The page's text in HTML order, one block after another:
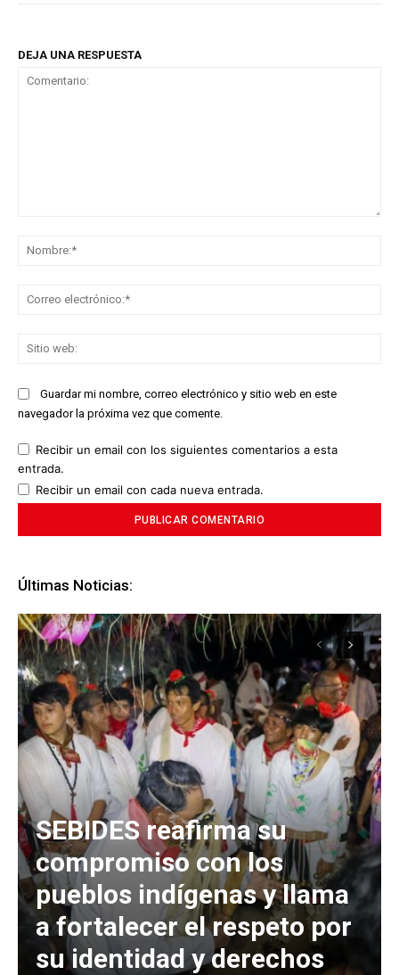
DEJA UNA RESPUESTA
Guardar mi nombre, correo electrónico y sitio web en este
navegador la próxima vez que comente.
Recibir un email con los siguientes comentarios a esta
entrada.
Recibir un email con cada nueva entrada.
Últimas Noticias:
SEBIDES reafirma su
compromiso con los
pueblos indígenas y llama
a fortalecer el respeto por
su identidad y derechos